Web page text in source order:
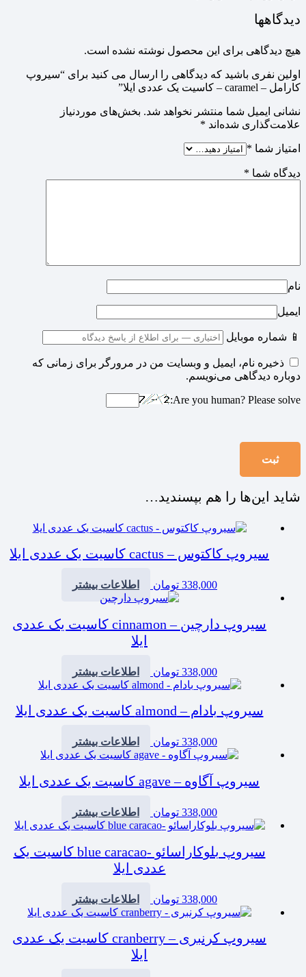
دیدگاهها
هیچ دیدگاهی برای این محصول نوشته نشده است.
اولین نفری باشید که دیدگاهی را ارسال می کنید برای “سیروپ
کارامل – caramel – کاسیت یک عددی ایلا”
نشانی ایمیل شما منتشر نخواهد شد. بخش‌های موردنیاز
علامت‌گذاری شده‌اند *
امتیاز شما *
دیدگاه شما *
نام
ایمیل
📱 شماره موبایل
ذخیره نام، ایمیل و وبسایت من در مرورگر برای زمانی که
دوباره دیدگاهی می‌نویسم.
Are you human? Please solve:
شاید این‌ها را هم بپسندید…
سیروپ کاکتوس – cactus کاسیت یک عددی ایلا
338,000 تومان اطلاعات بیشتر
سیروپ دارچین – cinnamon کاسیت یک عددی
ایلا
338,000 تومان اطلاعات بیشتر
سیروپ بادام – almond کاسیت یک عددی ایلا
338,000 تومان اطلاعات بیشتر
سیروپ آگاوه – agave کاسیت یک عددی ایلا
338,000 تومان اطلاعات بیشتر
سیروپ بلوکاراسائو -blue caracao کاسیت یک
عددی ایلا
338,000 تومان اطلاعات بیشتر
سیروپ کرنبری – cranberry کاسیت یک عددی
ایلا